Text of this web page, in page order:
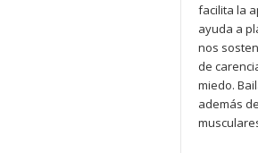
facilita la
ayuda a
nos
de
miedo.
además